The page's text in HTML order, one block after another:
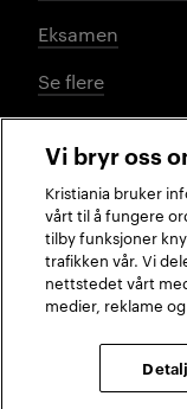
Eksamen
Se flere
Sosiale medier
Facebook
2026 © Kristiania
Vi bryr oss
Kristiania bruker
vårt til å fungere
tilby funksjoner
trafikken vår. Vi
nettstedet vårt
medier, reklame